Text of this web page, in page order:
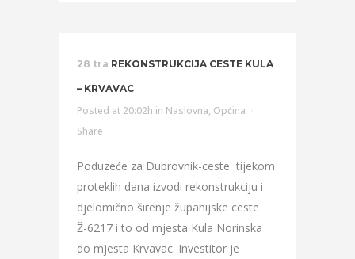
28 tra REKONSTRUKCIJA CESTE KULA
– KRVAVAC
Posted at 20:02h in Naslovna, Općina
Share
Poduzeće za Dubrovnik-ceste tijekom
proteklih dana izvodi rekonstrukciju i
djelomično širenje županijske ceste
Ž-6217 i to od mjesta Kula Norinska
do mjesta Krvavac. Investitor je